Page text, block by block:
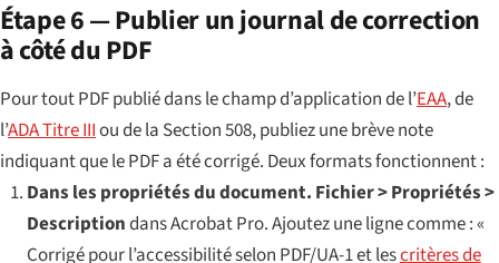
Étape 6 — Publier un journal de correction
à côté du PDF
Pour tout PDF publié dans le champ d’application de l’EAA, de
l’ADA Titre IIIou de la Section 508, publiez une brève note
indiquant que le PDF a été corrigé. Deux formats fonctionnent :
Dans les propriétés du document. Fichier > Propriétés >
Descriptiondans Acrobat Pro. Ajoutez une ligne comme : «
Corrigé pour l’accessibilité selon PDF/UA-1 et lescritères de